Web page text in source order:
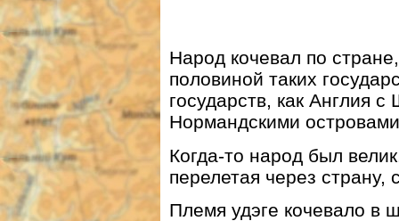
Народ кочевал по
половиной таких
государств, как Англия
Нормандскими
Когда-то народ был
перелетая через
Племя удэге кочевало в